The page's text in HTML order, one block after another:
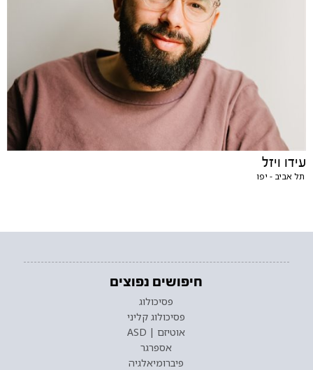
עידו ויזל
תל אביב - יפו
חיפושים נפוצים
פסיכולוג
פסיכולוג קליני
אוטיזם | ASD
אספרגר
פיברומיאלגיה